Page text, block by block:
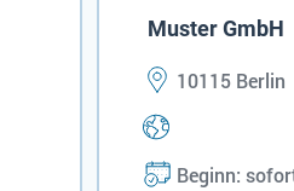
Muster GmbH
10115 Berlin
Beginn: